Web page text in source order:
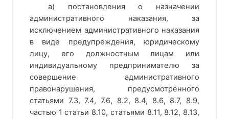
а) постановления о назначении
административного наказания, за
исключением административного наказания
в виде предупреждения, юридическому
лицу, его должностным лицам или
индивидуальному предпринимателю за
совершение административного
правонарушения, предусмотренного
статьями 7.3, 7.4, 7.6, 8.2, 8.4, 8.6, 8.7, 8.9,
частью 1 статьи 8.10, статьями 8.11, 8.12, 8.13,